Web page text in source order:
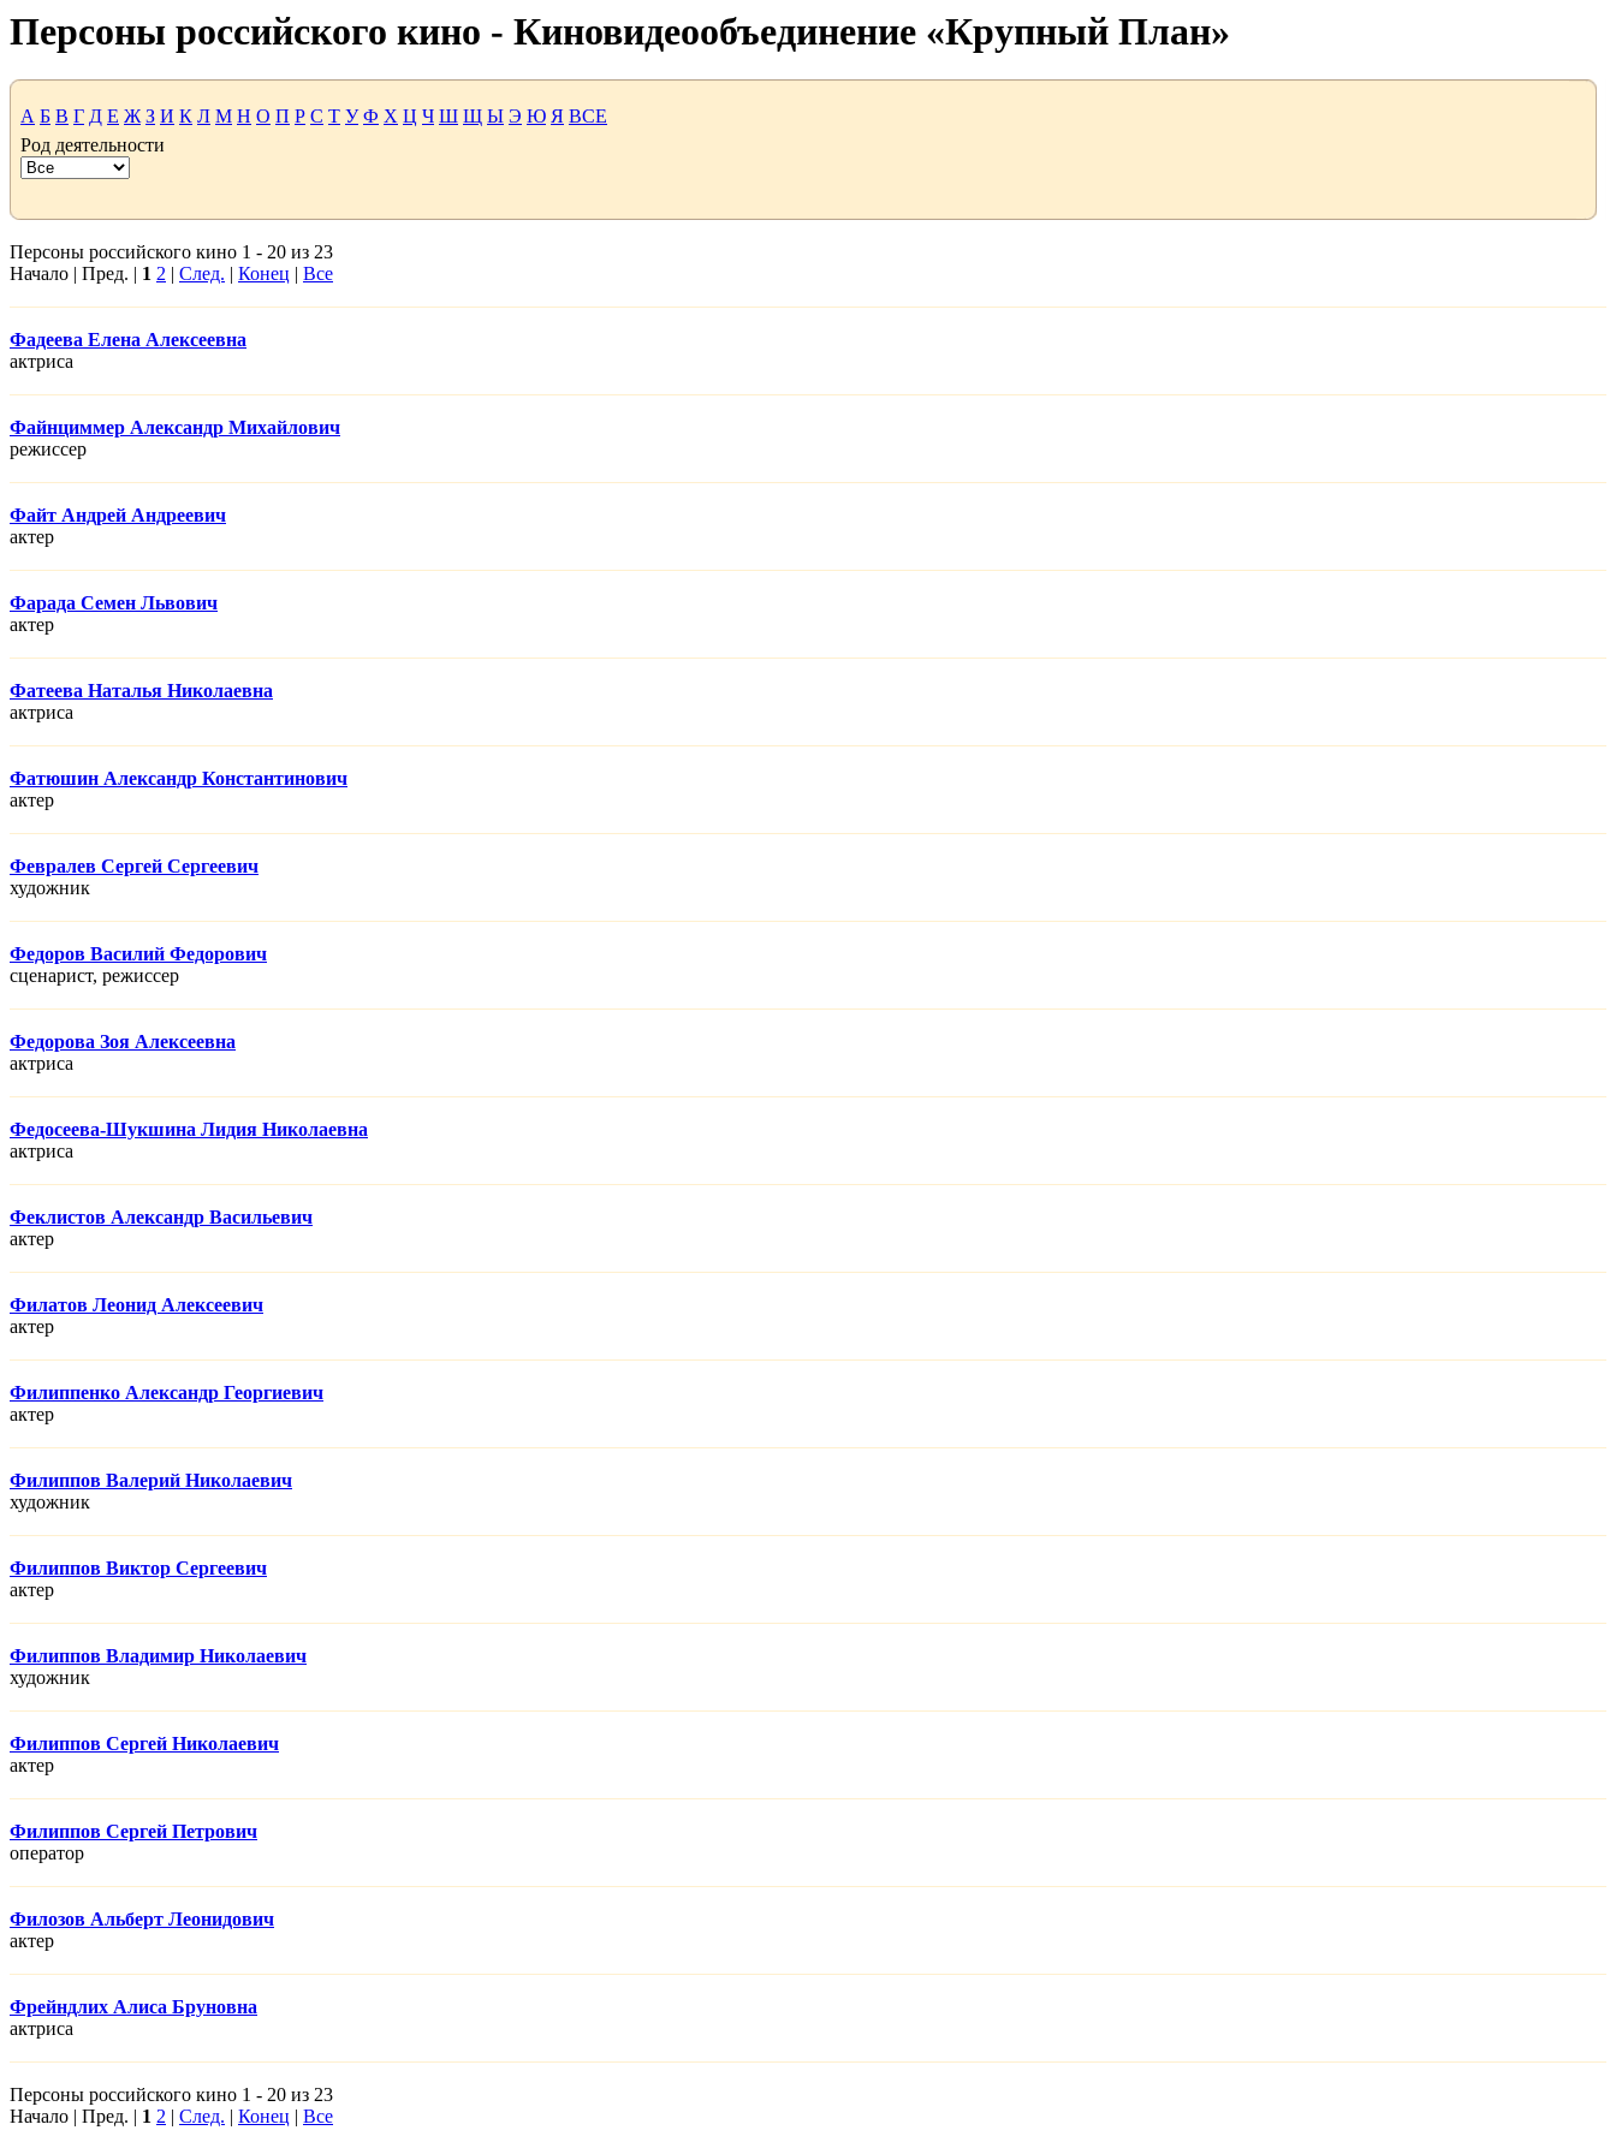
Персоны российского кино - Киновидеообъединение «Крупный План»
А Б В Г Д Е Ж З И К Л М Н О П Р С Т У Ф Х Ц Ч Ш Щ Ы Э Ю Я ВСЕ
Род деятельности
Персоны российского кино 1 - 20 из 23
Начало | Пред. | 1 2 | След. | Конец | Все
Фадеева Елена Алексеевна
актриса
Файнциммер Александр Михайлович
режисcер
Файт Андрей Андреевич
актер
Фарада Семен Львович
актер
Фатеева Наталья Николаевна
актриса
Фатюшин Александр Константинович
актер
Февралев Сергей Сергеевич
художник
Федоров Василий Федорович
сценарист, режисcер
Федорова Зоя Алексеевна
актриса
Федосеева-Шукшина Лидия Николаевна
актриса
Феклистов Александр Васильевич
актер
Филатов Леонид Алексеевич
актер
Филиппенко Александр Георгиевич
актер
Филиппов Валерий Николаевич
художник
Филиппов Виктор Сергеевич
актер
Филиппов Владимир Николаевич
художник
Филиппов Сергей Николаевич
актер
Филиппов Сергей Петрович
оператор
Филозов Альберт Леонидович
актер
Фрейндлих Алиса Бруновна
актриса
Персоны российского кино 1 - 20 из 23
Начало | Пред. | 1 2 | След. | Конец | Все